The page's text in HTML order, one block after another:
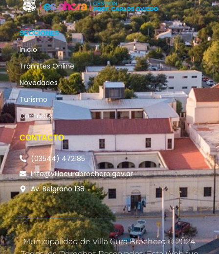
SECCIONES
Inicio
Trámites Online
Novedades
Turismo
Contacto
CONTACTO
(03544) 472185
info@villacurabrochero.gov.ar
Av. Belgrano 138
Municipalidad de Villa Cura Brochero © 2024.